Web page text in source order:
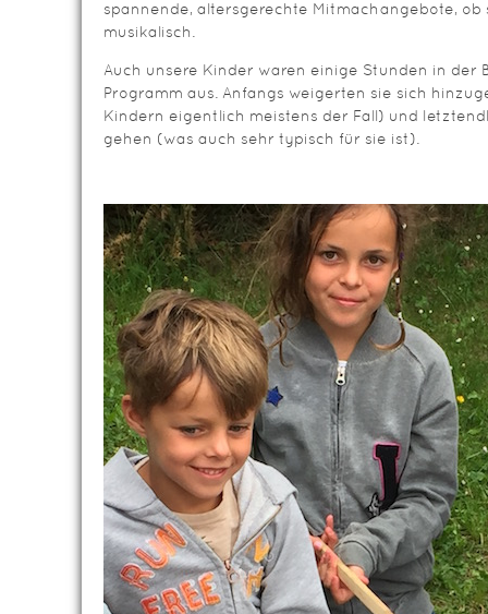
spannende, altersgerechte Mitmachangebote,
musikalisch.
Auch unsere Kinder waren einige Stunden in der
Programm aus. Anfangs weigerten sie sich
Kindern eigentlich meistens der Fall) und
gehen (was auch sehr typisch für sie ist).